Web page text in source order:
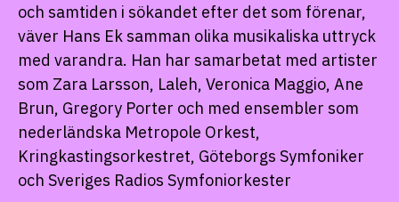
och samtiden i sökandet efter det som förenar,
väver Hans Ek samman olika musikaliska uttryck
med varandra. Han har samarbetat med artister
som Zara Larsson, Laleh, Veronica Maggio, Ane
Brun, Gregory Porter och med ensembler som
nederländska Metropole Orkest,
Kringkastingsorkestret, Göteborgs Symfoniker
och Sveriges Radios Symfoniorkester